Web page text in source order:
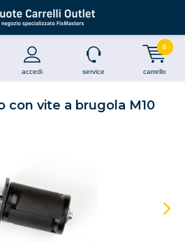
accedi service carrello
0
con vite a brugola M10